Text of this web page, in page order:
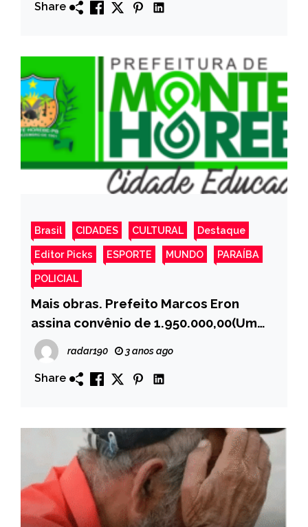
Share
Brasil CIDADES CULTURAL Destaque
Editor Picks ESPORTE MUNDO PARAÍBA
POLICIAL
Mais obras. Prefeito Marcos Eron
assina convênio de 1.950.000,00(Um
Milhão, Novecentos e Cinquenta Mil
Reais)
radar190 3 anos ago
Share